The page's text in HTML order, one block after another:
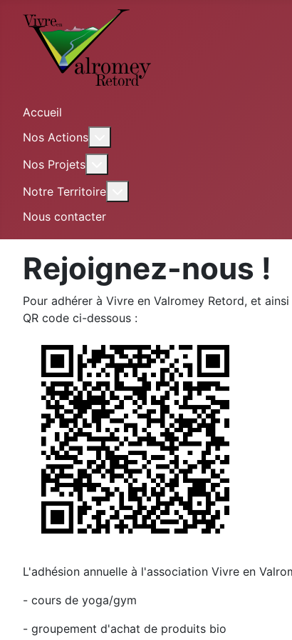
Accueil
Nos Actions
Nos Projets
Notre Territoire
Nous contacter
Rejoignez-nous !
Pour adhérer à Vivre en Valromey Retord, et
QR code ci-dessous :
L'adhésion annuelle à l'association Vivre en
- cours de yoga/gym
- groupement d'achat de produits bio